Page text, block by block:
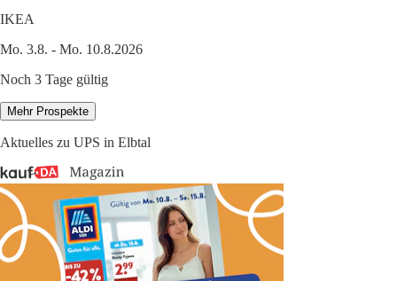
IKEA
Mo. 3.8. - Mo. 10.8.2026
Noch 3 Tage gültig
Mehr Prospekte
Aktuelles zu UPS in Elbtal